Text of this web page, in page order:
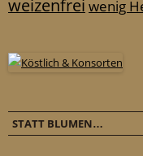
weizenfrei wenig
STATT BLUMEN…